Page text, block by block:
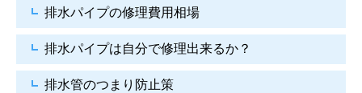
排水パイプの修理費用相場
排水パイプは自分で修理出来るか？
排水管のつまり防止策